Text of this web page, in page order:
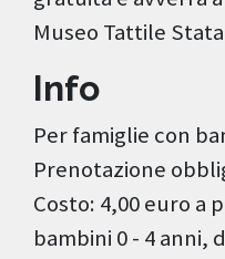
Museo Tattile
Info
Per famiglie con
Prenotazione
Costo: 4,00 euro a
bambini 0 - 4 anni,